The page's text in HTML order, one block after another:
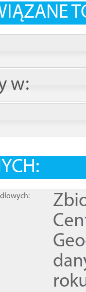
w: